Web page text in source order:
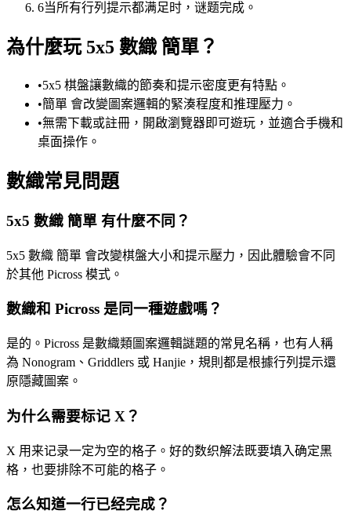
6当所有行列提示都满足时，谜题完成。
為什麼玩 5x5 數織 簡單？
•5x5 棋盤讓數織的節奏和提示密度更有特點。
•簡單 會改變圖案邏輯的緊湊程度和推理壓力。
•無需下載或註冊，開啟瀏覽器即可遊玩，並適合手機和
桌面操作。
數織常見問題
5x5 數織 簡單 有什麼不同？
5x5 數織 簡單 會改變棋盤大小和提示壓力，因此體驗會不同
於其他 Picross 模式。
數織和 Picross 是同一種遊戲嗎？
是的。Picross 是數織類圖案邏輯謎題的常見名稱，也有人稱
為 Nonogram、Griddlers 或 Hanjie，規則都是根據行列提示還
原隱藏圖案。
为什么需要标记 X？
X 用来记录一定为空的格子。好的数织解法既要填入确定黑
格，也要排除不可能的格子。
怎么知道一行已经完成？